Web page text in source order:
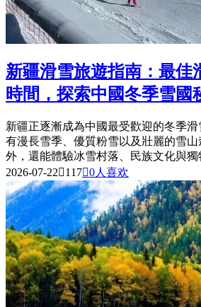
新疆滑雪旅遊指南：最佳
時間，探索中國冬季雪國
新疆正逐漸成為中國最受歡迎的冬季
有漫長雪季、優質粉雪以及壯麗的雪
外，還能體驗冰雪村落、民族文化與
2026-07-221170人喜欢